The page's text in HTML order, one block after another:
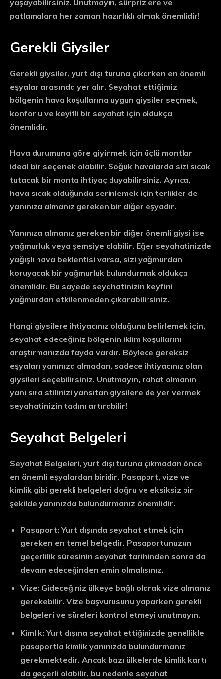
yaşayabilirsiniz. Unutmayın, sürprizlere ve
patlamalara her zaman hazırlıklı olmak önemlidir!
Gerekli Giysiler
Gerekli giysiler, yurt dışı turuna çıkarken en önemli
eşyalar arasında yer alır. Seyahat ettiğimiz
bölgenin hava koşullarına uygun giysiler seçmek,
konforlu ve keyifli bir seyahat için oldukça
önemlidir.
Hava durumuna göre giyinmek için üçlü montlar
ideal bir seçenek olabilir. Soğuk havalarda sizi sıcak
tutacak bir monta ihtiyaç duyabilirsiniz. Ayrıca,
hava sıcak olduğunda serinlemek için terlikler de
yanınıza almanız gereken bir diğer eşyadır.
Yanınıza almanız gereken bir diğer önemli giysi ise
yağmurluk veya şemsiye olabilir. Eğer seyahatinizde
yağışlı hava beklentisi varsa, sizi yağmurdan
koruyacak bir yağmurluk bulundurmak oldukça
önemlidir. Bu sayede seyahatinizin keyfini
yağmurdan etkilenmeden çıkarabilirsiniz.
Hangi giysilere ihtiyacınız olduğunu belirlemek için,
seyahat edeceğiniz bölgenin iklim koşullarını
araştırmanızda fayda vardır. Böylece gereksiz
eşyaları yanınıza almadan, sadece ihtiyacınız olan
giysileri seçebilirsiniz. Unutmayın, rahat olmanın
yanı sıra stilinizi yansıtan giysilere de yer vermek
seyahatinizin tadını artırabilir!
Seyahat Belgeleri
Seyahat Belgeleri, yurt dışı turuna çıkmadan önce
en önemli eşyalardan biridir. Pasaport, vize ve
kimlik gibi gerekli belgeleri doğru ve eksiksiz bir
şekilde yanınızda bulundurmanız önemlidir.
Pasaport: Yurt dışında seyahat etmek için
gereken en temel belgedir. Pasaportunuzun
geçerlilik süresinin seyahat tarihinden sonra da
devam edeceğinden emin olmalısınız.
Vize: Gideceğiniz ülkeye bağlı olarak vize almanız
gerekebilir. Vize başvurusunu yaparken gerekli
belgeleri ve süreleri kontrol etmeyi unutmayın.
Kimlik: Yurt dışına seyahat ettiğinizde genellikle
pasaportla kimlik yanınızda bulundurmanız
gerekmektedir. Ancak bazı ülkelerde kimlik kartı
da geçerli olabilir, bu nedenle seyahat